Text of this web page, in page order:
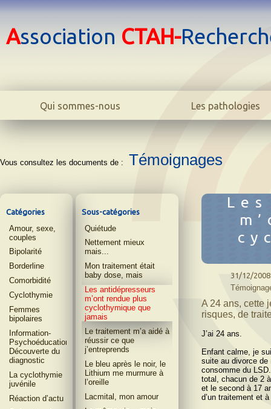
Association CTAH-
Qui sommes-nous Les pathologies
La cyclothymie
L'hyperthymie
La phobie sociale
Témoignages
Catégories
Amour, sexe,
couples
Bipolarité
Borderline
Comorbidité
Cyclothymie
Femmes
bipolaires
Information-
Psychoéducation-
Découverte du
diagnostic
La cyclothymie
juvénile
Réaction dʼactu
Sous-catégories
Quiétude
Nettement mieux
mais...
Mon traitement était
baby dose, mais
Les antidépresseurs
m’ont rendue plus
cyclothymique que
jamais
Le traitement mʼa aidé à
réussir ce que
jʼentreprends
Le bleu après le noir, le
Lithium me murmure à
l’oreille
Lacmital, mon amour
31/12/2008
A 24 ans, cette
risques, de
J’ai 24 ans.
Enfant calme, je
suite au divorce de
consomme du
total, chacun de 2
et le second à 17
d’un traitement et